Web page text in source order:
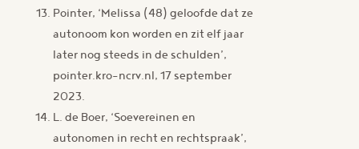
Pointer, ‘Melissa (48) geloofde dat ze
autonoom kon worden en zit elf jaar
later nog steeds in de schulden’,
pointer.kro-ncrv.nl, 17 september
2023.
L. de Boer, ‘Soevereinen en
autonomen in recht en rechtspraak’,